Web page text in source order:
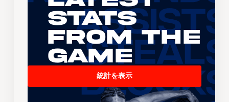
Stats
From the
Game
統計を表示